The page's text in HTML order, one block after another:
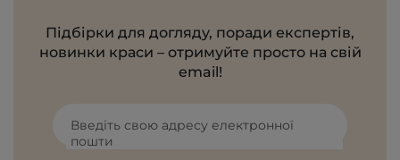
Підбірки для догляду, поради експертів,
новинки краси – отримуйте просто на свій
email!
Введіть свою адресу електронної
пошти